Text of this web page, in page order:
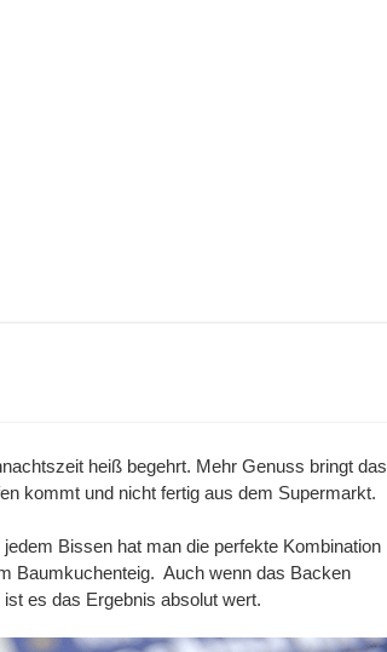
heiß begehrt. Mehr Genuss bringt das
kommt und nicht fertig aus dem Supermarkt.
Bissen hat man die perfekte Kombination
Baumkuchenteig. Auch wenn das Backen
es das Ergebnis absolut wert.